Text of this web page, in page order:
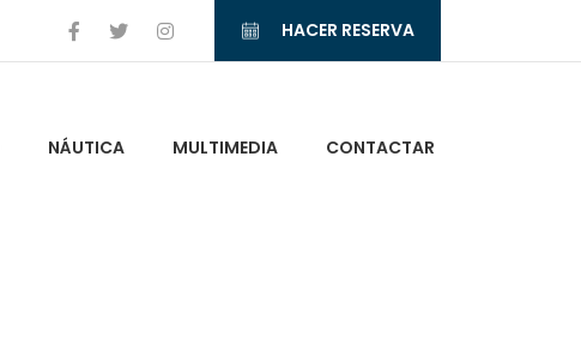
HACER RESERVA
NÁUTICA MULTIMEDIA CONTACTAR